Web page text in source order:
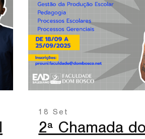
18 Set
2ª Chamada